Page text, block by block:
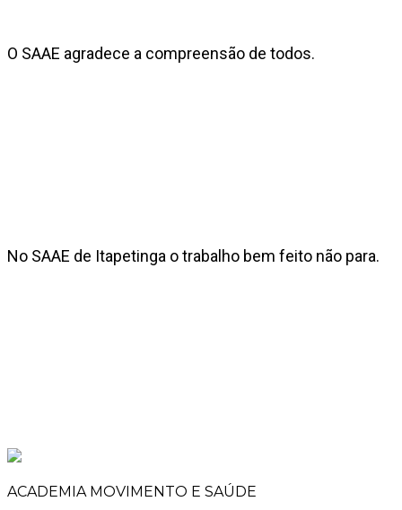
O SAAE agradece a compreensão de todos.
No SAAE de Itapetinga o trabalho bem feito não para.
ACADEMIA MOVIMENTO E SAÚDE